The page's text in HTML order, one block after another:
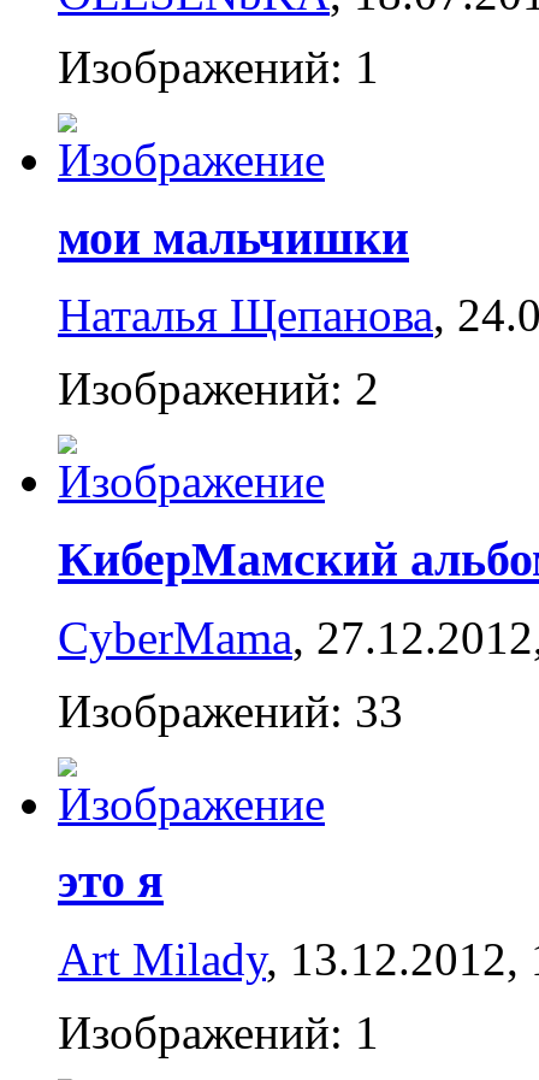
Изображений: 1
мои мальчишки
Наталья Щепанова,
Изображений: 2
КиберМамский
CyberMama,
Изображений: 33
это я
Art Milady, 13.12.2012,
Изображений: 1